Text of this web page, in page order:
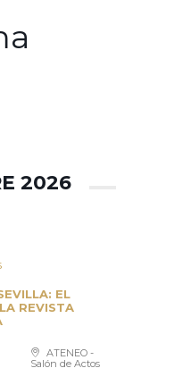
2026
EL
REVISTA
ATENEO -
Salón de Actos